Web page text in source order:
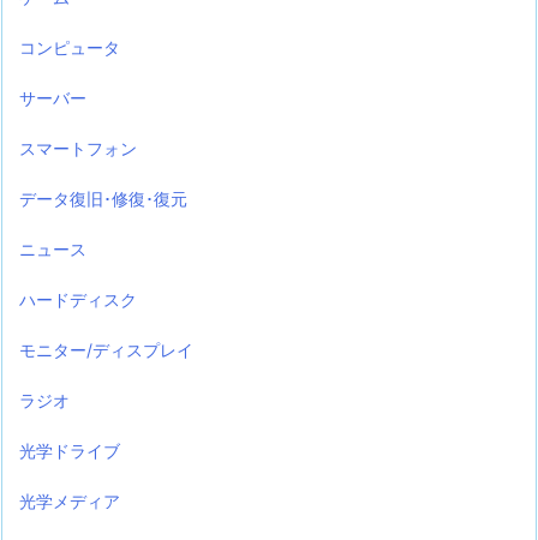
コンピュータ
サーバー
スマートフォン
データ復旧･修復･復元
ニュース
ハードディスク
モニター/ディスプレイ
ラジオ
光学ドライブ
光学メディア